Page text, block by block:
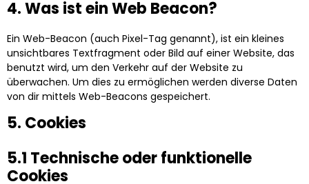
4. Was ist ein Web Beacon?
Ein Web-Beacon (auch Pixel-Tag genannt), ist ein kleines
unsichtbares Textfragment oder Bild auf einer Website, das
benutzt wird, um den Verkehr auf der Website zu
überwachen. Um dies zu ermöglichen werden diverse Daten
von dir mittels Web-Beacons gespeichert.
5. Cookies
5.1 Technische oder funktionelle
Cookies